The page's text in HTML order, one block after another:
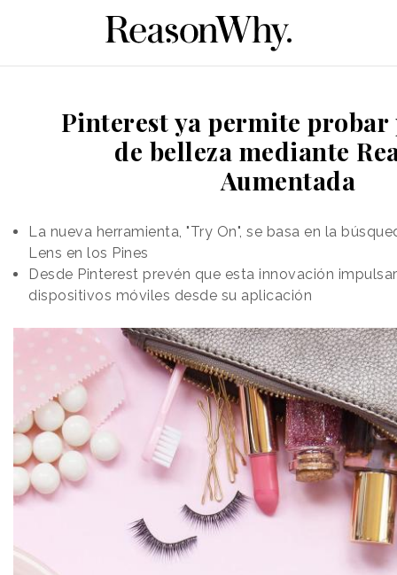
Pinterest ya permite
de belleza mediante
Aumentada
La nueva herramienta, "Try On", se basa en la
Lens en los Pines
Desde Pinterest prevén que esta innovación
dispositivos móviles desde su aplicación